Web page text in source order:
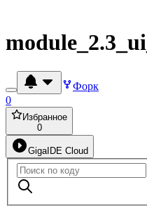
Форк
0
Избранное
0
GigaIDE Cloud